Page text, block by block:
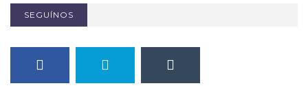
SEGUÍNOS